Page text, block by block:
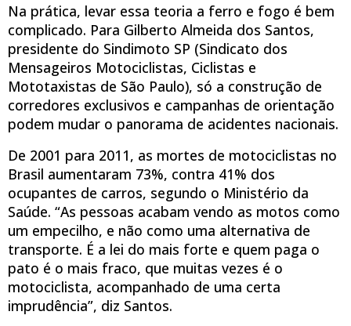
Na prática, levar essa teoria a ferro e fogo é bem
complicado. Para Gilberto Almeida dos Santos,
presidente do Sindimoto SP (Sindicato dos
Mensageiros Motociclistas, Ciclistas e
Mototaxistas de São Paulo), só a construção de
corredores exclusivos e campanhas de orientação
podem mudar o panorama de acidentes nacionais.
De 2001 para 2011, as mortes de motociclistas no
Brasil aumentaram 73%, contra 41% dos
ocupantes de carros, segundo o Ministério da
Saúde. “As pessoas acabam vendo as motos como
um empecilho, e não como uma alternativa de
transporte. É a lei do mais forte e quem paga o
pato é o mais fraco, que muitas vezes é o
motociclista, acompanhado de uma certa
imprudência”, diz Santos.